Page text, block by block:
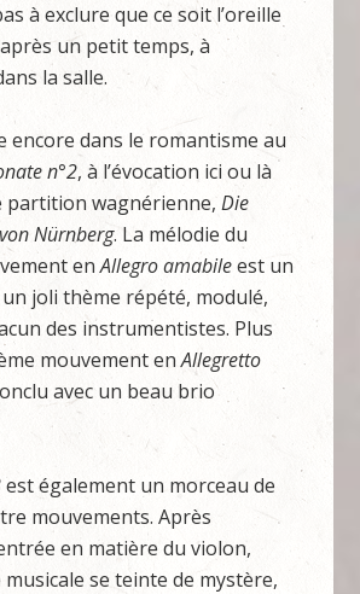
à exclure que ce soit l’oreille
un petit temps, à
la salle.
encore dans le romantisme au
n°2, à l’évocation ici ou là
partition wagnérienne,Die
Nürnberg. La mélodie du
enAllegro amabileest un
joli thème répété, modulé,
des instrumentistes. Plus
mouvement enAllegretto
avec un beau brio
est également un morceau de
mouvements. Après
en matière du violon,
musicale se teinte de mystère,